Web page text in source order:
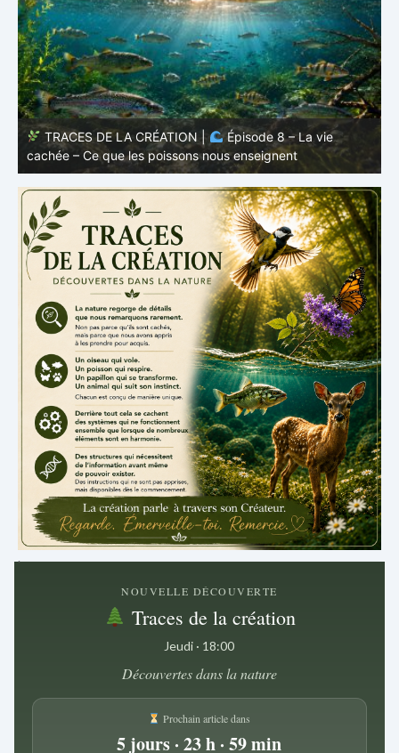
TRACES DE LA CRÉATION |
Épisode 7: La vie cachée
– Pourquoi les poissons restent des poissons
.
NOUVELLE DÉCOUVERTE
Traces de la création
Jeudi · 18:00
Découvertes dans la nature
Prochain article dans
5 jours · 23 h · 59 min